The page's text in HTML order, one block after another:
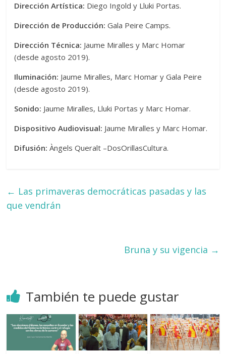
Dirección Artística: Diego Ingold y Lluki Portas.
Dirección de Producción: Gala Peire Camps.
Dirección Técnica: Jaume Miralles y Marc Homar
(desde agosto 2019).
Iluminación: Jaume Miralles, Marc Homar y Gala Peire
(desde agosto 2019).
Sonido: Jaume Miralles, Lluki Portas y Marc Homar.
Dispositivo Audiovisual: Jaume Miralles y Marc Homar.
Difusión: Àngels Queralt –DosOrillasCultura.
← Las primaveras democráticas pasadas y las
que vendrán
Bruna y su vigencia →
También te puede gustar